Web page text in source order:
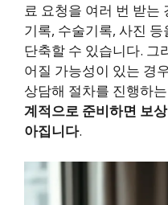
료 요청을 여러 번 받는
기록, 수술기록, 사진
단축할 수 있습니다. 그
어질 가능성이 있는 경
상담해 절차를 진행하
계적으로 준비하면 보
아집니다.